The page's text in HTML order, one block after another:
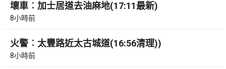
壞車︰加士居道去油麻地(17:11最新)
8小時前
火警︰太豐路近太古城道(16:56清理))
8小時前